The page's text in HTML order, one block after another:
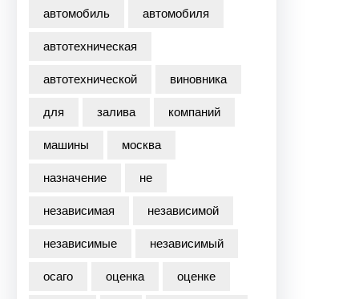
автомобиль
автомобиля
автотехническая
автотехнической
виновника
для
залива
компаний
машины
москва
назначение
не
независимая
независимой
независимые
независимый
осаго
оценка
оценке